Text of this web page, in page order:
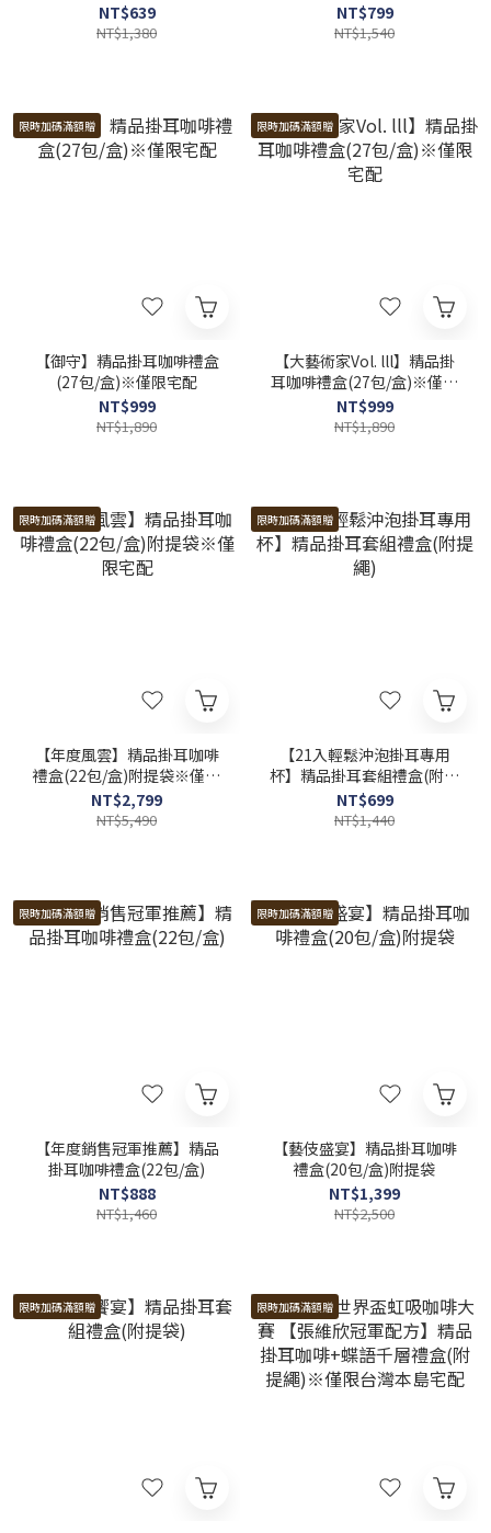
NT$639
NT$1,380
NT$799
NT$1,540
限時加碼滿額贈
【御守】精品掛耳咖啡禮盒
(27包/盒)※僅限宅配
NT$999
NT$1,890
限時加碼滿額贈
【大藝術家Vol. lll】精品掛
耳咖啡禮盒(27包/盒)※僅限
宅配
NT$999
NT$1,890
限時加碼滿額贈
【年度風雲】精品掛耳咖啡
禮盒(22包/盒)附提袋※僅限
宅配
NT$2,799
NT$5,490
限時加碼滿額贈
【21入輕鬆沖泡掛耳專用
杯】精品掛耳套組禮盒(附提
繩)
NT$699
NT$1,440
限時加碼滿額贈
【年度銷售冠軍推薦】精品
掛耳咖啡禮盒(22包/盒)
NT$888
NT$1,460
限時加碼滿額贈
【藝伎盛宴】精品掛耳咖啡
禮盒(20包/盒)附提袋
NT$1,399
NT$2,500
限時加碼滿額贈 限時加碼滿額贈